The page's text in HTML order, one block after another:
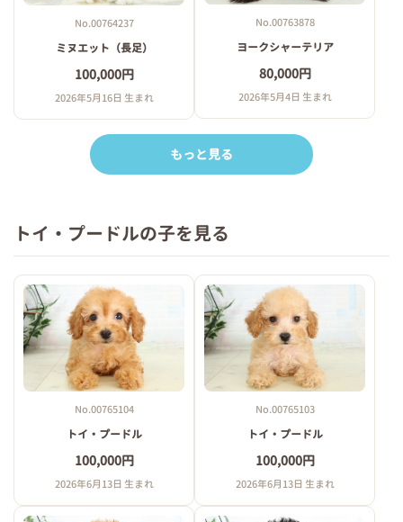
No.00764237
ミヌエット（長足）
100,000円
2026年5月16日 生まれ
No.00763878
ヨークシャーテリア
80,000円
2026年5月4日 生まれ
もっと見る
トイ・プードルの子を見る
No.00765104
トイ・プードル
100,000円
2026年6月13日 生まれ
No.00765103
トイ・プードル
100,000円
2026年6月13日 生まれ